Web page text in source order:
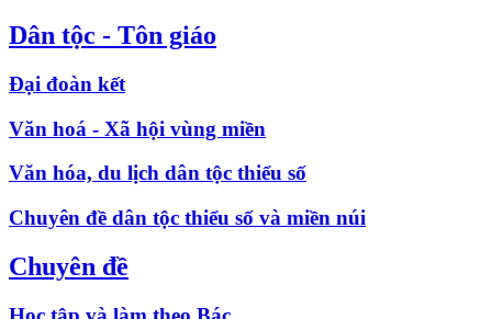
Dân tộc - Tôn giáo
Đại đoàn kết
Văn hoá - Xã hội vùng miền
Văn hóa, du lịch dân tộc thiểu số
Chuyên đề dân tộc thiểu số và miền núi
Chuyên đề